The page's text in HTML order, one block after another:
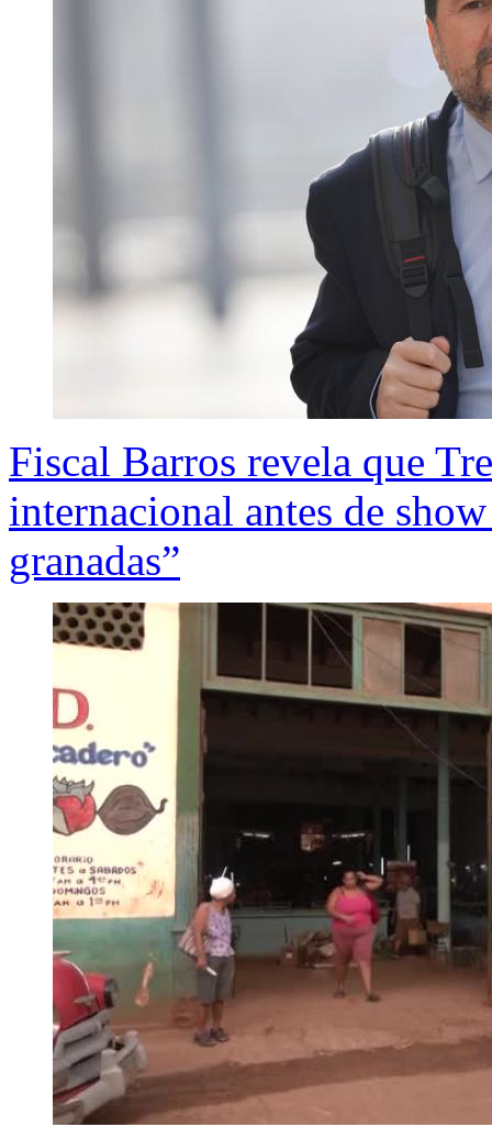
Fiscal Barros revela que
internacional antes de
granadas”